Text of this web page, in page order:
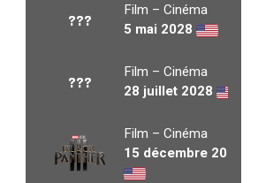
???
Film – Cinéma
5 mai 2028
???
Film – Cinéma
28 juillet 2028
Film – Cinéma
15 décembre 2028